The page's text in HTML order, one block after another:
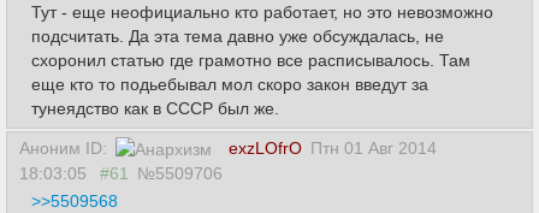
Тут - еще неофициально кто работает, но это невозможно
подсчитать. Да эта тема давно уже обсуждалась, не
схоронил статью где грамотно все расписывалось. Там
еще кто то подьебывал мол скоро закон введут за
тунеядство как в СССР был же.
Аноним ID: exzLOfrO Птн 01 Авг 2014
18:03:05
#61
№5509706
>>5509568